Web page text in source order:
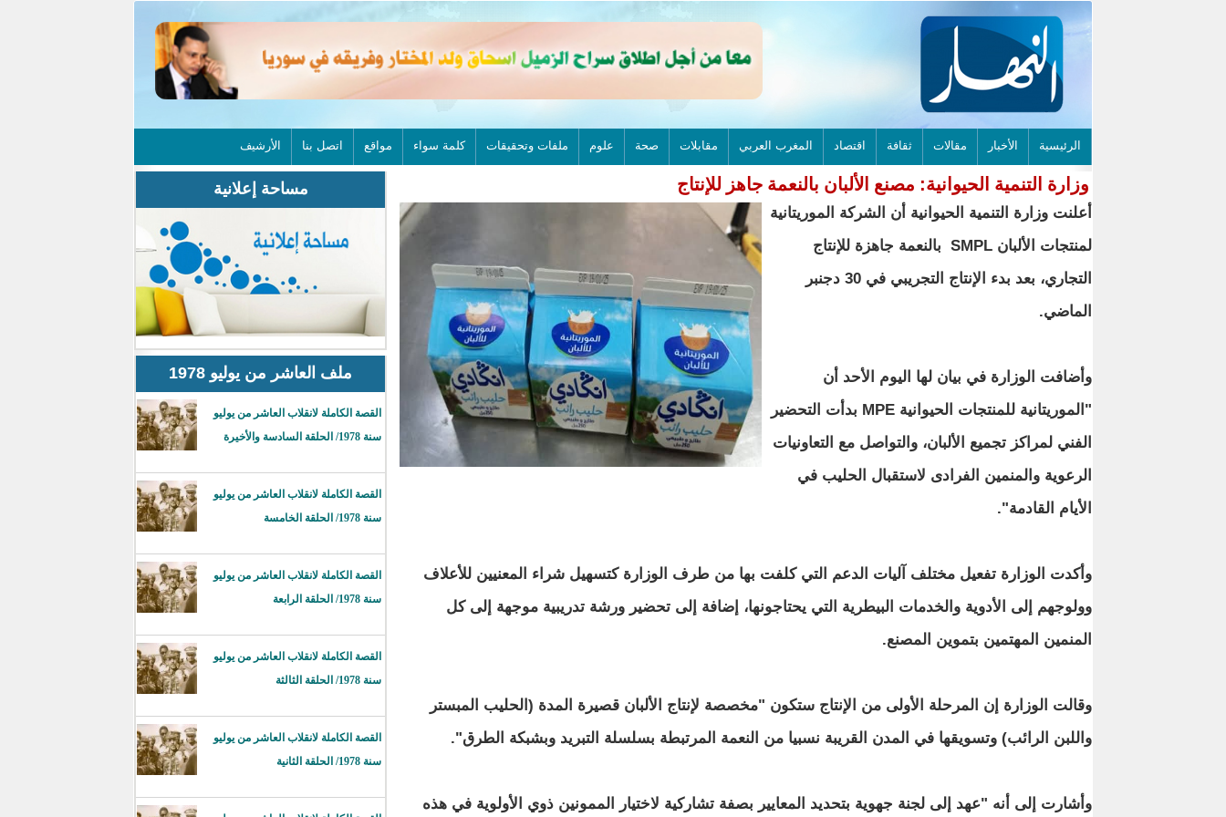
الرئيسية الأخبار مقالات ثقافة اقتصاد المغرب العربي مقابلات صحة علوم ملفات وتحقيقات كلمة سواء مواقع اتصل بنا الأرشيف
مساحة إعلانية
ملف العاشر من يوليو 1978
القصة الكاملة لانقلاب العاشر من يوليو
سنة 1978/ الحلقة السادسة والأخيرة
القصة الكاملة لانقلاب العاشر من يوليو
سنة 1978/ الحلقة الخامسة
القصة الكاملة لانقلاب العاشر من يوليو
سنة 1978/ الحلقة الرابعة
القصة الكاملة لانقلاب العاشر من يوليو
سنة 1978/ الحلقة الثالثة
القصة الكاملة لانقلاب العاشر من يوليو
سنة 1978/ الحلقة الثانية
وزارة التنمية الحيوانية: مصنع الألبان بالنعمة جاهز للإنتاج
أعلنت وزارة التنمية الحيوانية أن الشركة الموريتانية
لمنتجات الألبان SMPL بالنعمة جاهزة للإنتاج
التجاري، بعد بدء الإنتاج التجريبي في 30 دجنبر
الماضي.
وأضافت الوزارة في بيان لها اليوم الأحد أن
"الموريتانية للمنتجات الحيوانية MPE بدأت التحضير
الفني لمراكز تجميع الألبان، والتواصل مع التعاونيات
الرعوية والمنمين الفرادى لاستقبال الحليب في
الأيام القادمة".
وأكدت الوزارة تفعيل مختلف آليات الدعم التي كلفت بها من طرف الوزارة كتسهيل شراء المعنيين للأعلاف
وولوجهم إلى الأدوية والخدمات البيطرية التي يحتاجونها، إضافة إلى تحضير ورشة تدريبية موجهة إلى كل
المنمين المهتمين بتموين المصنع.
وقالت الوزارة إن المرحلة الأولى من الإنتاج ستكون "مخصصة لإنتاج الألبان قصيرة المدة (الحليب المبستر
واللبن الرائب) وتسويقها في المدن القريبة نسبيا من النعمة المرتبطة بسلسلة التبريد وبشبكة الطرق".
وأشارت إلى أنه "عهد إلى لجنة جهوية بتحديد المعايير بصفة تشاركية لاختيار الممونين ذوي الأولوية في هذه